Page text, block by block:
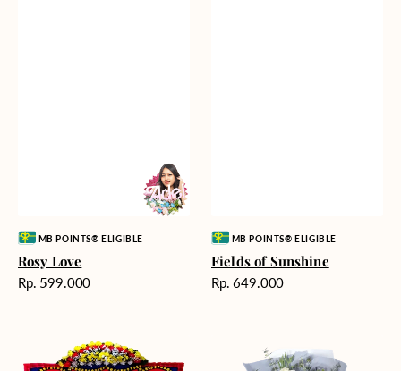
Vendor:MB POINTS® ELIGIBLE
Rosy Love
Harga
Rp. 599.000
Vendor:MB POINTS® ELIGIBLE
Fields of Sunshine
Harga
Rp. 649.000
Moment
Beauty